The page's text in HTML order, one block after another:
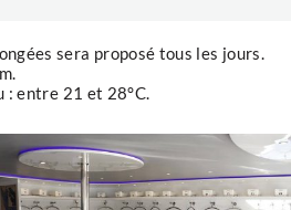
sera proposé tous les jours.
: entre 21 et 28°C.